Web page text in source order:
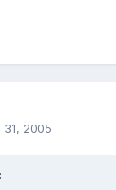
31, 2005